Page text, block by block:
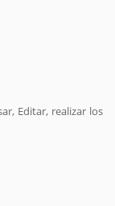
Editar, realizar los